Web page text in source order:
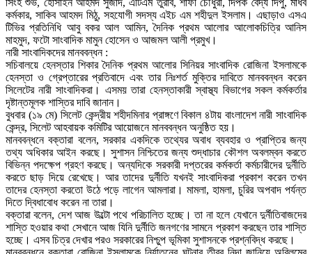
সিংহ শুভ, হোসাইন আহমদ সুজাদ, এটিএম তুরাব, শাফী চৌধুরী, দিপক বৈদ্য দিপু, মাধব
কর্মকার, সাকিব আহমদ মিঠু, সহযোগী সদস্য এইচ এম শহীদুল ইসলাম। এছাড়াও এসএ
টিভির প্রতিনিধি আবু বকর আল আমিন, দৈনিক প্রথম আলোর আলোকচিত্রি আনিস
মাহমুদ, ফটো সাংবাদিক মামুন হোসেন ও আজমল আলী প্রমুখ।
নারী সাংবাদিকদের মানববন্ধন :
সচিবালয়ে হেনস্তার শিকার দৈনিক প্রথম আলোর সিনিয়র সাংবাদিক রোজিনা ইসলামকে
হেনস্তা ও গ্রেপ্তারের প্রতিবাদে এবং তার নিঃশর্ত মুক্তির দাবিতে মানববন্ধন করেন
সিলেটের নারী সাংবাদিকরা। এসময় তারা হেনস্তাকারী স্বাস্থ্য বিভাগের সকল কর্মকর্তার
দৃষ্টান্তমূলক শাস্তির দাবি জানান।
বুধবার (১৯ মে) সিলেট কেন্দ্রীয় শহীদমিনার প্রাঙ্গণে বিকাল ৪টায় বাংলাদেশ নারী সাংবাদিক
কেন্দ্র, সিলেট আহবায়ক কমিটির আয়োজনে মানববন্ধন অনুষ্ঠিত হয়।
মানববন্ধনে বক্তারা বলেন, সরকার একদিকে তথ্যের অবাধ ব্যবহার ও প্রাপ্তির জন্য
তথ্য অধিকার আইন করছে। সুশাসন নিশ্চিতের জন্য শুদ্ধাচার কৌশল অবলম্বন করতে
বিভিন্ন পদক্ষেপ গ্রহণ করছে। অন্যদিকে সরকারী দপ্তরের কর্মকর্তা কর্মচারীদের দুর্নীতি
করতে ছাড় দিয়ে রেখেছে। আর তাদের দুর্নীতি যখনই সাংবাদিকরা প্রকাশ করেন তখন
তাদের হেনস্তা করতো উঠে পড়ে লাগেন আমলারা। মামলা, হামলা, চুরির অপবাদ পর্যন্ত
দিতে দ্বিধাবোধ করেন না তারা।
বক্তারা বলেন, দেশ আজ উল্টো পথে পরিচালিত হচ্ছে। তা না হলে যেখানে দুর্নীতিবাজদের
শাস্তি হওয়ার কথা সেখানে আজ যিনি দুর্নীতি জনগণের সামনে প্রকাশ করছেন তার শাস্তি
হচ্ছে। এসব চিত্র দেখার পরও সরকারের নিশ্চুপ ভূমিকা সুশাসনকে প্রশ্নবিদ্ধ করছে।